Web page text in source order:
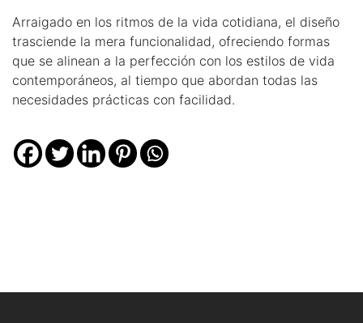
Arraigado en los ritmos de la vida cotidiana, el diseño
trasciende la mera funcionalidad, ofreciendo formas
que se alinean a la perfección con los estilos de vida
contemporáneos, al tiempo que abordan todas las
necesidades prácticas con facilidad.